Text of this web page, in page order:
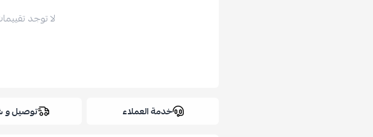
لا توجد
خدمة العملاء توصيل